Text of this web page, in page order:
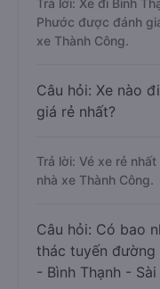
Trả lời: Xe đi Bình
Phước được đánh
xe Thành Công.
Câu hỏi: Xe nào
giá rẻ nhất?
Trả lời: Vé xe rẻ
nhà xe Thành Công.
Câu hỏi: Có bao
thác tuyến đường
- Bình Thạnh - Sài